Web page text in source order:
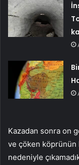
Kazadan sonra on
ve çöken köprünün
nedeniyle